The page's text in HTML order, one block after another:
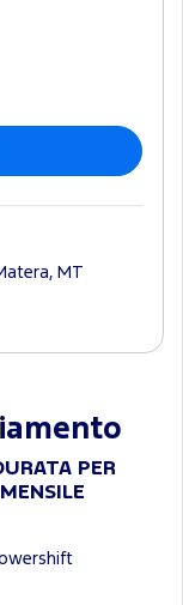
MT
PER